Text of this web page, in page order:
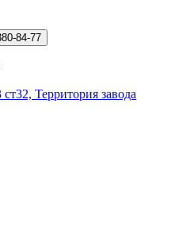
84-77
Территория завода